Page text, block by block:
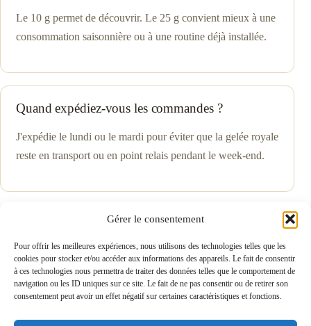
Gérer le consentement
Pour offrir les meilleures expériences, nous utilisons des technologies telles que les
cookies pour stocker et/ou accéder aux informations des appareils. Le fait de consentir
à ces technologies nous permettra de traiter des données telles que le comportement de
navigation ou les ID uniques sur ce site. Le fait de ne pas consentir ou de retirer son
consentement peut avoir un effet négatif sur certaines caractéristiques et fonctions.
Le 10 g permet de découvrir. Le 25 g convient mieux à une
consommation saisonnière ou à une routine déjà installée.
Quand expédiez-vous les commandes ?
J'expédie le lundi ou le mardi pour éviter que la gelée royale
reste en transport ou en point relais pendant le week-end.
Gelée royale bio française
Production artisanale, certifiée bio, en direct des Hautes-Alpes.